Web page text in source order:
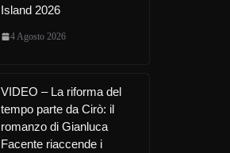
Island 2026
4 Agosto 2026
VIDEO – La riforma del
tempo parte da Cirò: il
romanzo di Gianluca
Facente riaccende i